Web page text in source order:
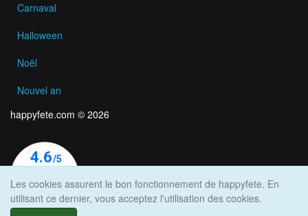
Carnaval
Halloween
Noël
Nouvel an
happyfete.com © 2026
Les cookies assurent le bon fonctionnement de happyfete. En
utilisant ce dernier, vous acceptez l'utilisation des cookies.